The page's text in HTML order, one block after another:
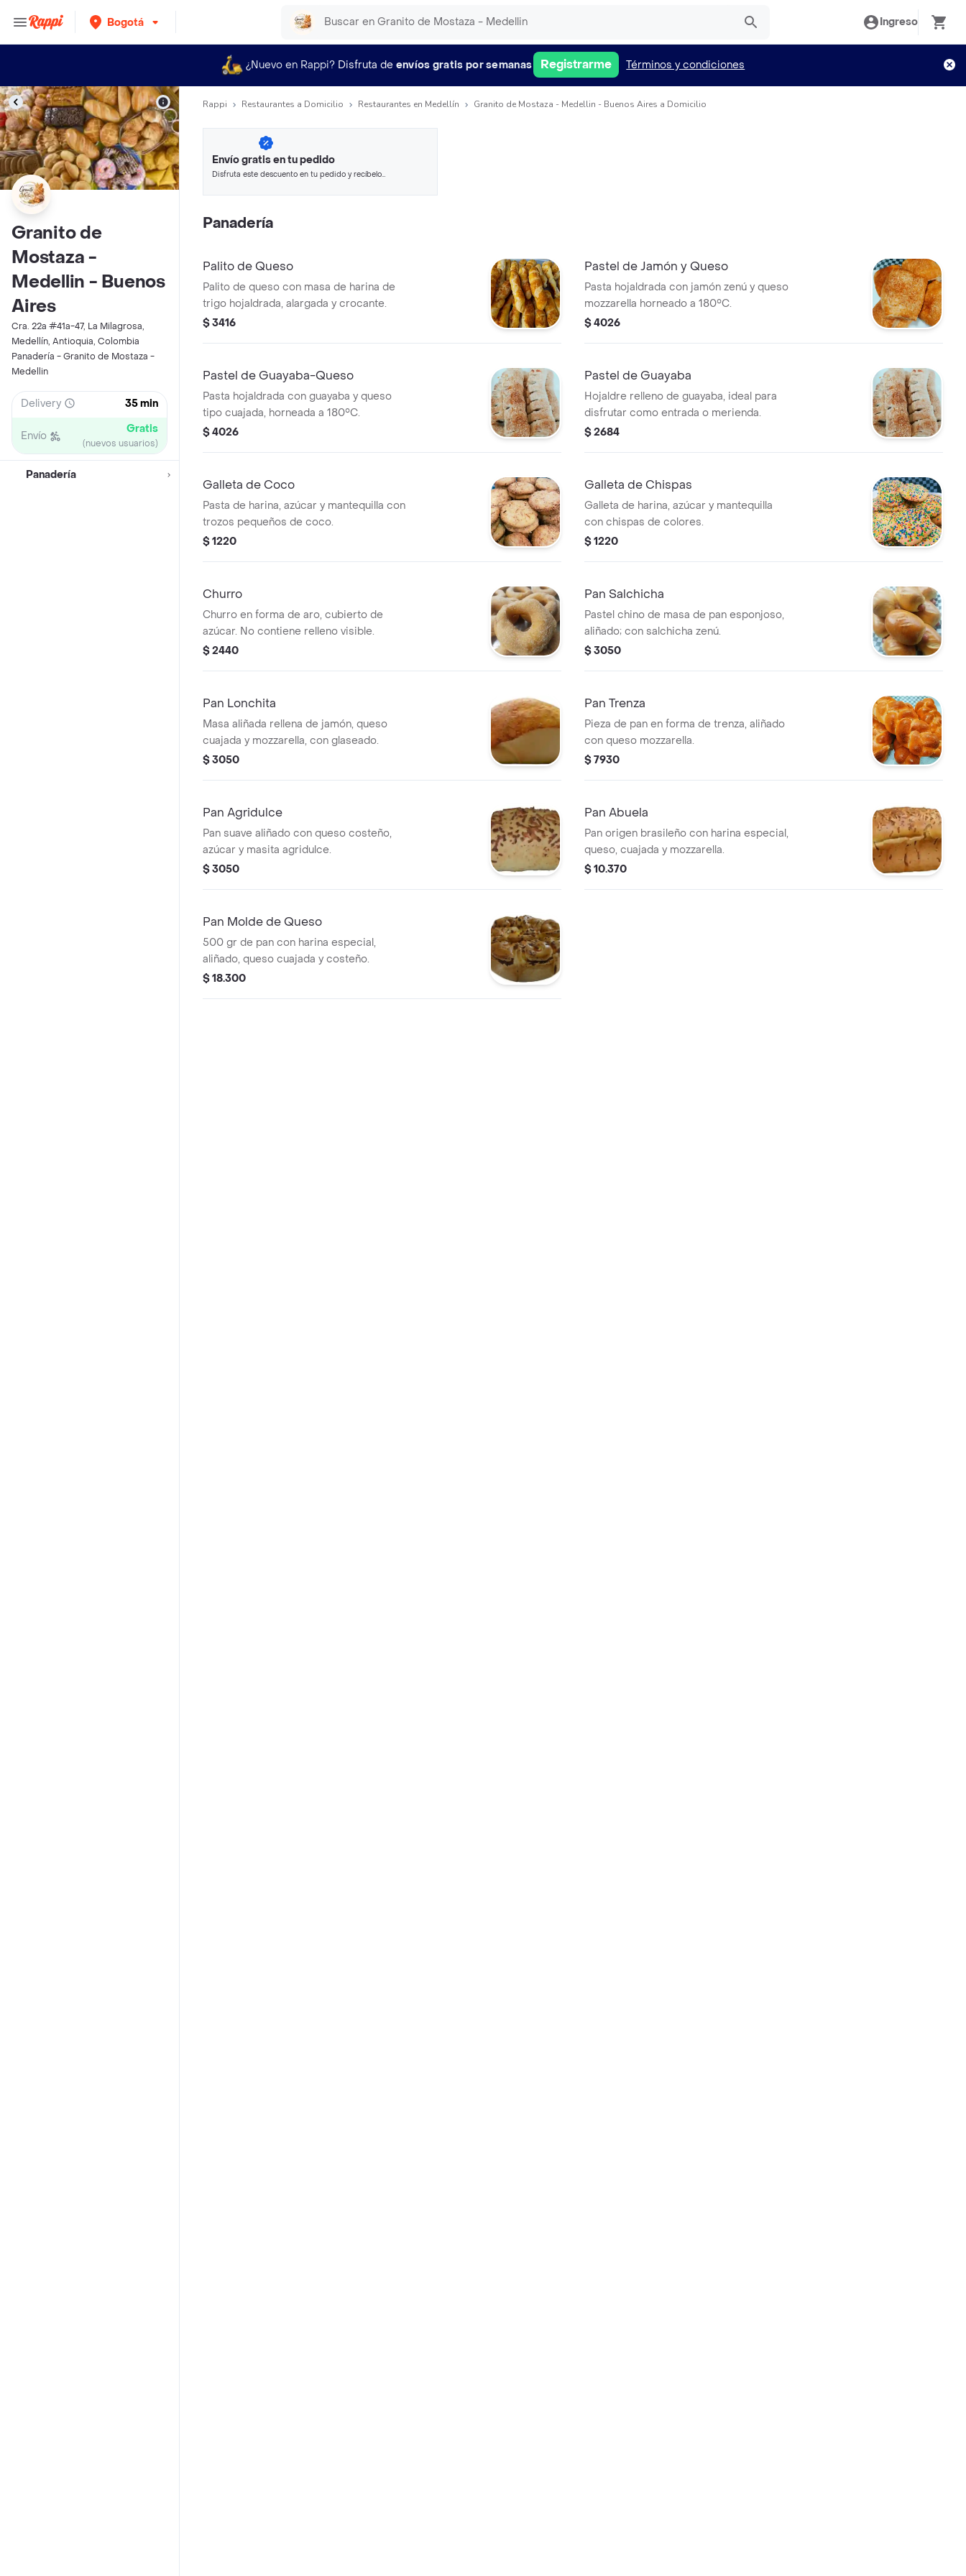
Bogotá Ingreso
¿Nuevo en Rappi? Disfruta de envíos gratis por semanas Registrarme Términos y condiciones
Granito de
Mostaza -
Medellin - Buenos
Aires
Cra. 22a #41a-47, La Milagrosa,
Medellín, Antioquia, Colombia
Panadería - Granito de Mostaza -
Medellin
Delivery 35 min
Envío Gratis
(nuevos usuarios)
Panadería
Rappi Restaurantes a Domicilio Restaurantes en Medellín Granito de Mostaza - Medellin - Buenos Aires a Domicilio
Envío gratis en tu pedido
Disfruta este descuento en tu pedido y recíbelo
Panadería
Palito de Queso
Palito de queso con masa de harina de
trigo hojaldrada, alargada y crocante.
$ 3416
Pastel de Jamón y Queso
Pasta hojaldrada con jamón zenú y queso
mozzarella horneado a 180°C.
$ 4026
Pastel de Guayaba-Queso
Pasta hojaldrada con guayaba y queso
tipo cuajada, horneada a 180°C.
$ 4026
Pastel de Guayaba
Hojaldre relleno de guayaba, ideal para
disfrutar como entrada o merienda.
$ 2684
Galleta de Coco
Pasta de harina, azúcar y mantequilla con
trozos pequeños de coco.
$ 1220
Galleta de Chispas
Galleta de harina, azúcar y mantequilla
con chispas de colores.
$ 1220
Churro
Churro en forma de aro, cubierto de
azúcar. No contiene relleno visible.
$ 2440
Pan Salchicha
Pastel chino de masa de pan esponjoso,
aliñado; con salchicha zenú.
$ 3050
Pan Lonchita
Masa aliñada rellena de jamón, queso
cuajada y mozzarella, con glaseado.
$ 3050
Pan Trenza
Pieza de pan en forma de trenza, aliñado
con queso mozzarella.
$ 7930
Pan Agridulce
Pan suave aliñado con queso costeño,
azúcar y masita agridulce.
$ 3050
Pan Abuela
Pan origen brasileño con harina especial,
queso, cuajada y mozzarella.
$ 10.370
Pan Molde de Queso
500 gr de pan con harina especial,
aliñado, queso cuajada y costeño.
$ 18.300